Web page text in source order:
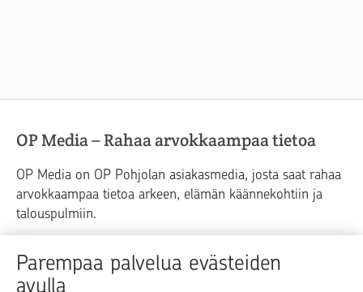
Parempaa palvelua evästeiden
avulla
OP Media – Rahaa arvokkaampaa tietoa
OP Media on OP Pohjolan asiakasmedia, josta saat rahaa
arvokkaampaa tietoa arkeen, elämän käännekohtiin ja
talouspulmiin.
Raha Elämä
Yrityselämä
Blogit ja puheenvuorot